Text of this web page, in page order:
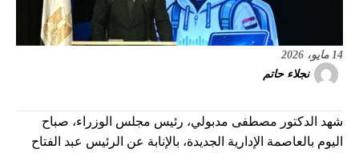
14 مايو، 2026
نجلاء حاتم
شهد الدكتور مصطفى مدبولي، رئيس مجلس الوزراء، صباح
اليوم بالعاصمة الإدارية الجديدة، بالإنابة عن الرئيس عبد الفتاح